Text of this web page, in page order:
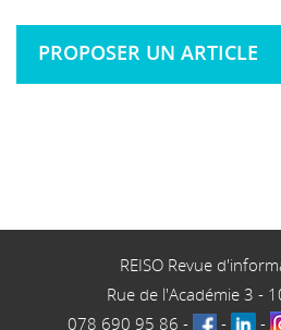
PROPOSER UN ARTICLE
REISO Revue
Rue de l'Académie 3 -
078 690 95 86 - - -